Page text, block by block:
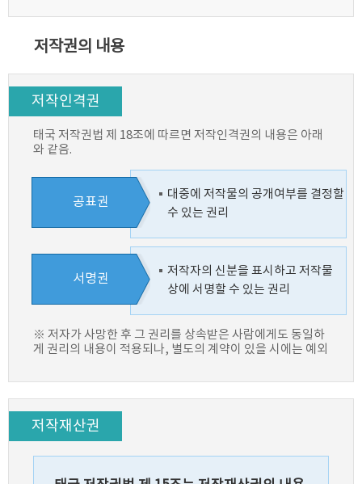
저작권의 내용
저작인격권
태국 저작권법 제 18조에 따르면 저작인격권의 내용은 아래
와 같음.
공표권
대중에 저작물의 공개여부를 결정할
수 있는 권리
서명권
저작자의 신분을 표시하고 저작물
상에 서명할 수 있는 권리
※ 저자가 사망한 후 그 권리를 상속받은 사람에게도 동일하
게 권리의 내용이 적용되나, 별도의 계약이 있을 시에는 예외
저작재산권